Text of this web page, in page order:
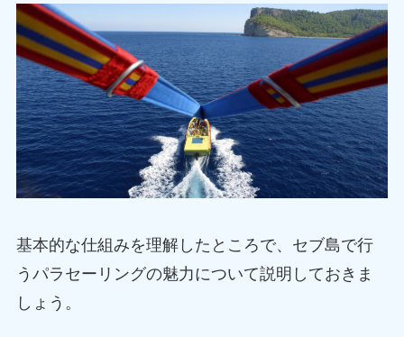
基本的な仕組みを理解したところで、セブ島で行
うパラセーリングの魅力について説明しておきま
しょう。